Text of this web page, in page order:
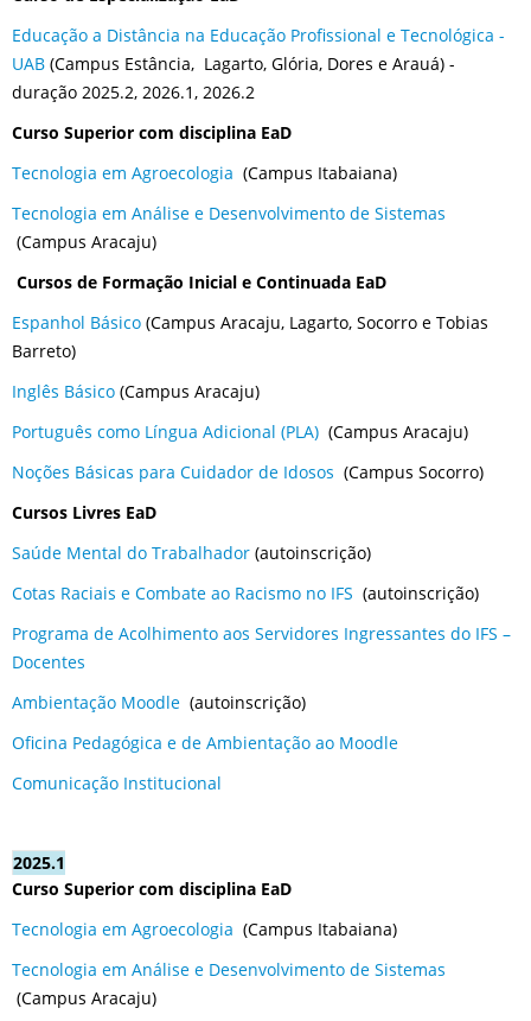
Educação a Distância na Educação Profissional e Tecnológica -
UAB (Campus Estância, Lagarto, Glória, Dores e Arauá) -
duração 2025.2, 2026.1, 2026.2
Curso Superior com disciplina EaD
Tecnologia em Agroecologia (Campus Itabaiana)
Tecnologia em Análise e Desenvolvimento de Sistemas
(Campus Aracaju)
Cursos de Formação Inicial e Continuada EaD
Espanhol Básico (Campus Aracaju, Lagarto, Socorro e Tobias
Barreto)
Inglês Básico (Campus Aracaju)
Português como Língua Adicional (PLA) (Campus Aracaju)
Noções Básicas para Cuidador de Idosos (Campus Socorro)
Cursos Livres EaD
Saúde Mental do Trabalhador (autoinscrição)
Cotas Raciais e Combate ao Racismo no IFS (autoinscrição)
Programa de Acolhimento aos Servidores Ingressantes do IFS –
Docentes
Ambientação Moodle (autoinscrição)
Oficina Pedagógica e de Ambientação ao Moodle
Comunicação Institucional
2025.1
Curso Superior com disciplina EaD
Tecnologia em Agroecologia (Campus Itabaiana)
Tecnologia em Análise e Desenvolvimento de Sistemas
(Campus Aracaju)